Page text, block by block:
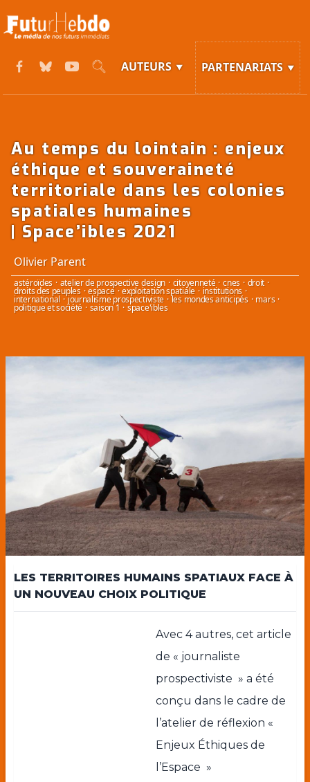
AUTEURS PARTENARIATS
Au temps du lointain : enjeux
éthique et souveraineté
territoriale dans les colonies
spatiales humaines
| Space’ibles 2021
Olivier Parent
astéroïdes · atelier de prospective design · citoyenneté · cnes · droit ·
droits des peuples · espace · exploitation spatiale · institutions ·
international · journalisme prospectiviste · les mondes anticipés · mars ·
politique et société · saison 1 · space'ibles
LES TERRITOIRES HUMAINS SPATIAUX FACE À
UN NOUVEAU CHOIX POLITIQUE
Avec 4 autres, cet article
de « journaliste
prospectiviste » a été
conçu dans le cadre de
l’atelier de réflexion «
Enjeux Éthiques de
l’Espace »